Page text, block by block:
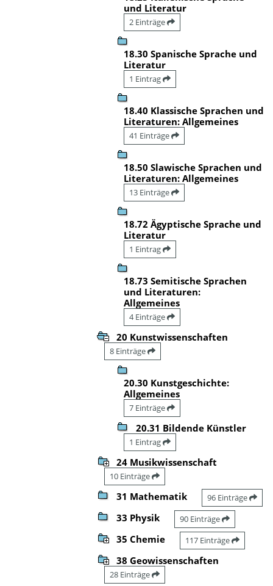
und Literatur
2 Einträge
18.30 Spanische Sprache und
Literatur
1 Eintrag
18.40 Klassische Sprachen und
Literaturen: Allgemeines
41 Einträge
18.50 Slawische Sprachen und
Literaturen: Allgemeines
13 Einträge
18.72 Ägyptische Sprache und
Literatur
1 Eintrag
18.73 Semitische Sprachen
und Literaturen:
Allgemeines
4 Einträge
20 Kunstwissenschaften
8 Einträge
20.30 Kunstgeschichte:
Allgemeines
7 Einträge
20.31 Bildende Künstler
1 Eintrag
24 Musikwissenschaft
10 Einträge
31 Mathematik 96 Einträge
33 Physik 90 Einträge
35 Chemie 117 Einträge
38 Geowissenschaften
28 Einträge